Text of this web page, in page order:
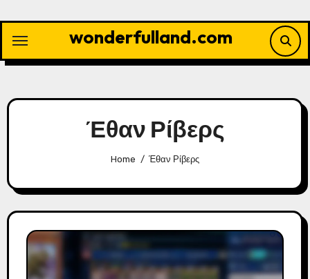
content
wonderfulland.com
Έθαν Ρίβερς
Home Έθαν Ρίβερς